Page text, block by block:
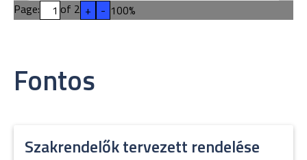
Page: of 2 + - 100%
Fontos
Szakrendelők tervezett rendelése